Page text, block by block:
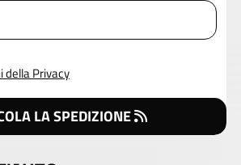
della Privacy
LA SPEDIZIONE